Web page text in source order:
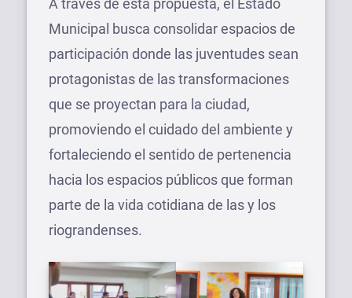
A través de esta propuesta, el Estado
Municipal busca consolidar espacios de
participación donde las juventudes sean
protagonistas de las transformaciones
que se proyectan para la ciudad,
promoviendo el cuidado del ambiente y
fortaleciendo el sentido de pertenencia
hacia los espacios públicos que forman
parte de la vida cotidiana de las y los
riograndenses.